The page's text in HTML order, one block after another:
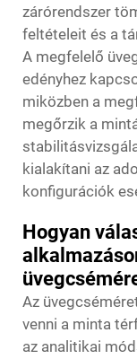
zárórendszer
feltételeit és a
A megfelelő
edényhez
miközben a
megőrzik a
kialakítani az
konfigurációk
Hogyan
Az
venni a minta
az analitikai